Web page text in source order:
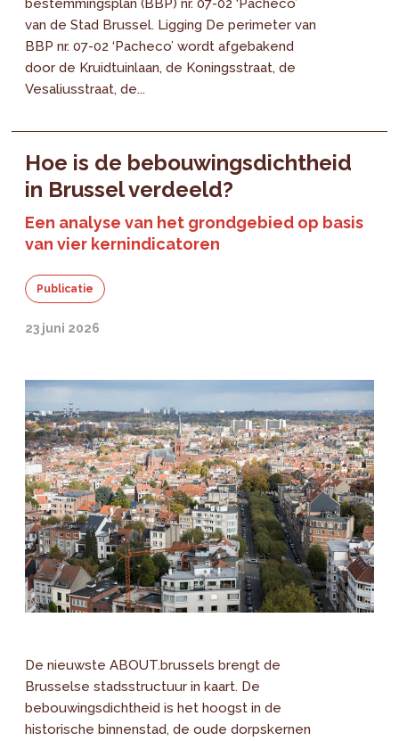
bestemmingsplan (BBP) nr. 07-02 ‘Pacheco’
van de Stad Brussel. Ligging De perimeter van
BBP nr. 07-02 ‘Pacheco’ wordt afgebakend
door de Kruidtuinlaan, de Koningsstraat, de
Vesaliusstraat, de...
Hoe is de bebouwingsdichtheid
in Brussel verdeeld?
Een analyse van het grondgebied op basis
van vier kernindicatoren
Publicatie
23 juni 2026
De nieuwste ABOUT.brussels brengt de
Brusselse stadsstructuur in kaart. De
bebouwingsdichtheid is het hoogst in de
historische binnenstad, de oude dorpskernen